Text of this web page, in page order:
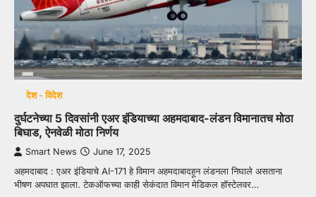
देश - विदेश
दुर्घटनेच्या 5 दिवसांनी एअर इंडियाच्या अहमदाबाद-लंडन विमानातच मोठा
बिघाड, ऐनवेळी मोठा निर्णय
Smart News June 17, 2025
अहमदाबाद : एअर इंडियाचे AI-171 हे विमान अहमदाबादहून लंडनला निघाले असताना
भीषण अपघात झाला. टेकऑफच्या काही सेकंदात विमान मेडिकल हॉस्टेलवर…